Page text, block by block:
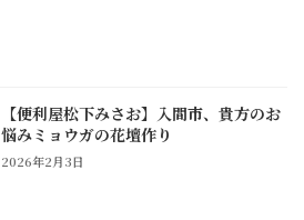
【便利屋松下みさお】入間市、貴方のお
悩みミョウガの花壇作り
2026年2月3日